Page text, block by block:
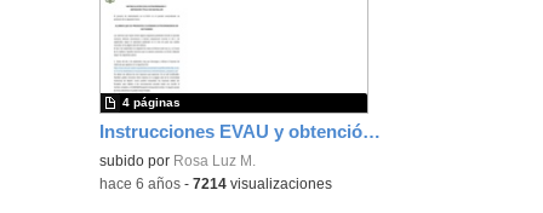
Instrucciones EVAU y obtención de título de bachiller SEPTIEMBRE
subido por Rosa Luz M.
4 páginas
-hace 6 años -7214 visualizaciones